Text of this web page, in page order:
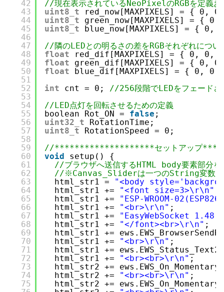
42
43
44
45
46
47
48
49
50
51
52
53
54
55
56
57
58
59
60
61
62
63
64
65
66
67
68
69
70
71
72
73
74
75
//現在表示されているNeoPixelのRGBを定義お
uint8_t
red_now[MAXPIXELS] =
uint8_t
green_now[MAXPIXELS]
uint8_t
blue_now[MAXPIXELS] =
//隣のLEDとの明るさの差をRGBそれぞれについ
float
red_dif[MAXPIXELS] = {
float
green_dif[MAXPIXELS] = {
float
blue_dif[MAXPIXELS] = {
int
cnt = 0; //256段階でLEDをフェードさ
//LED点灯を回転させるための定義
boolean Rot_ON = false ;
uint32_t
RotationTime;
uint8_t
RotationSpeed = 0;
//********************セットアップ
void
setup() {
//ブラウザへ送信するHTML body要素部分を
//※Canvas_Sliderは一つのString変数に
html_str1 =
"<body
html_str1 +=
"<font size=3>\r\n"
html_str1 +=
"ESP-WROOM-
html_str1 +=
"<br>\r\n" ;
html_str1 +=
"EasyWebSocket 1.48
html_str1 +=
"</font><br>\r\n" ;
html_str1 +=
html_str1 +=
"<br>\r\n" ;
html_str1 += ews.EWS_Status_Text2(
html_str1 +=
"<br><br>\r\n" ;
html_str2 +=
html_str2 +=
"<br><br>\r\n" ;
html_str2 +=